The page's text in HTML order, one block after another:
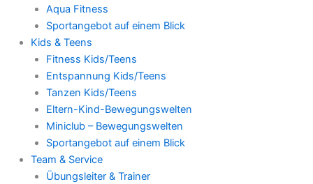
Aqua Fitness
Sportangebot auf einem Blick
Kids & Teens
Fitness Kids/Teens
Entspannung Kids/Teens
Tanzen Kids/Teens
Eltern-Kind-Bewegungswelten
Miniclub – Bewegungswelten
Sportangebot auf einem Blick
Team & Service
Übungsleiter & Trainer